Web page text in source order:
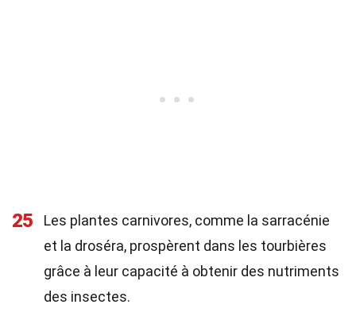
25
Les plantes carnivores, comme la sarracénie
et la droséra, prospèrent dans les tourbières
grâce à leur capacité à obtenir des nutriments
des insectes.